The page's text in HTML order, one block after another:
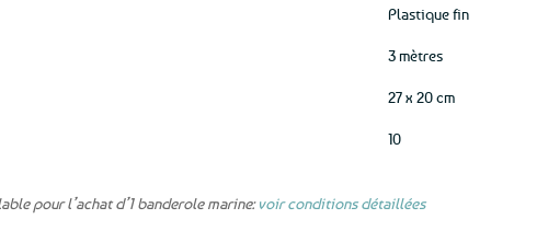
Plastique fin
3 mètres
27 x 20 cm
10
pour l’achat d’1 banderole marine:voir conditions détaillées